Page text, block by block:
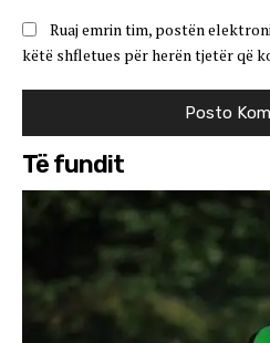
Ruaj emrin tim, postën
këtë shfletues për herën tjetër që
Të fundit